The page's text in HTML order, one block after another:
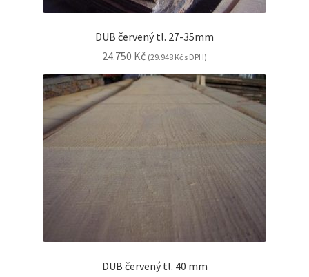
DUB červený tl. 27-35mm
24.750 Kč (29.948 Kč s DPH)
DUB červený tl. 40 mm